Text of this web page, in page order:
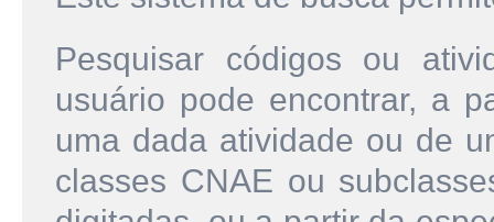
Pesquisar códigos ou
usuário pode encontrar, a
uma dada atividade ou de
classes CNAE ou